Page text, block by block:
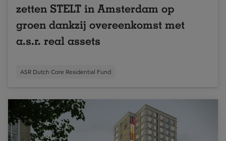
zetten STELT in Amsterdam op
groen dankzij overeenkomst met
a.s.r. real assets
ASR Dutch Core Residential Fund